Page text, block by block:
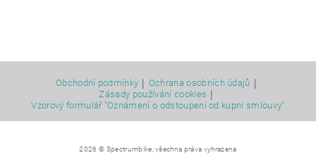
Obchodní podmínky Ochrana osobních údajů
Zásady používání cookies
Vzorový formulář "Oznámení o odstoupení od kupní smlouvy"
2026 © Spectrumbike, všechna práva vyhrazena